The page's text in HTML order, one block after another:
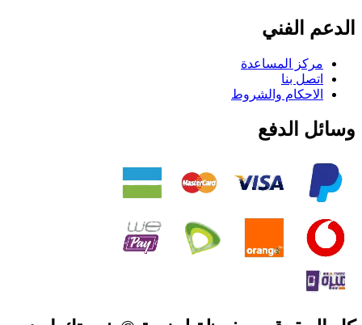
الدعم الفني
مركز المساعدة
اتصل بنا
الاحكام والشروط
وسائل الدفع